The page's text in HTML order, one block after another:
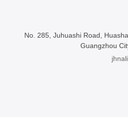
No. 285, Juhuashi Road,
Guangzhou